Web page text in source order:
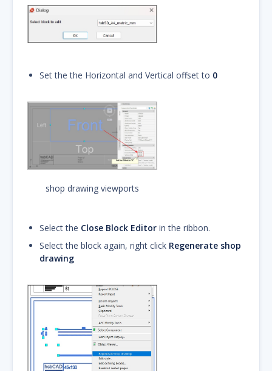
Set the the Horizontal and Vertical offset to 0
shop drawing viewports
Select the Close Block Editor in the ribbon.
Select the block again, right click Regenerate shop
drawing